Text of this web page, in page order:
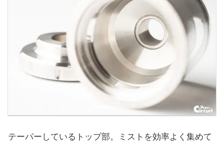
テーパーしているトップ部。ミストを効率よく集めて